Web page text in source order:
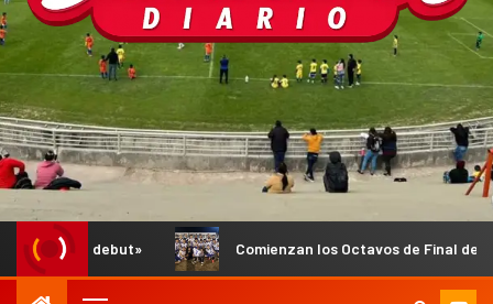
Comienzan los Octavos de Final del Anual de Infantiles e